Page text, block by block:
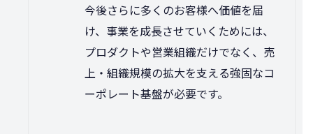
今後さらに多くのお客様へ価値を届
け、事業を成長させていくためには、
プロダクトや営業組織だけでなく、売
上・組織規模の拡大を支える強固なコ
ーポレート基盤が必要です。